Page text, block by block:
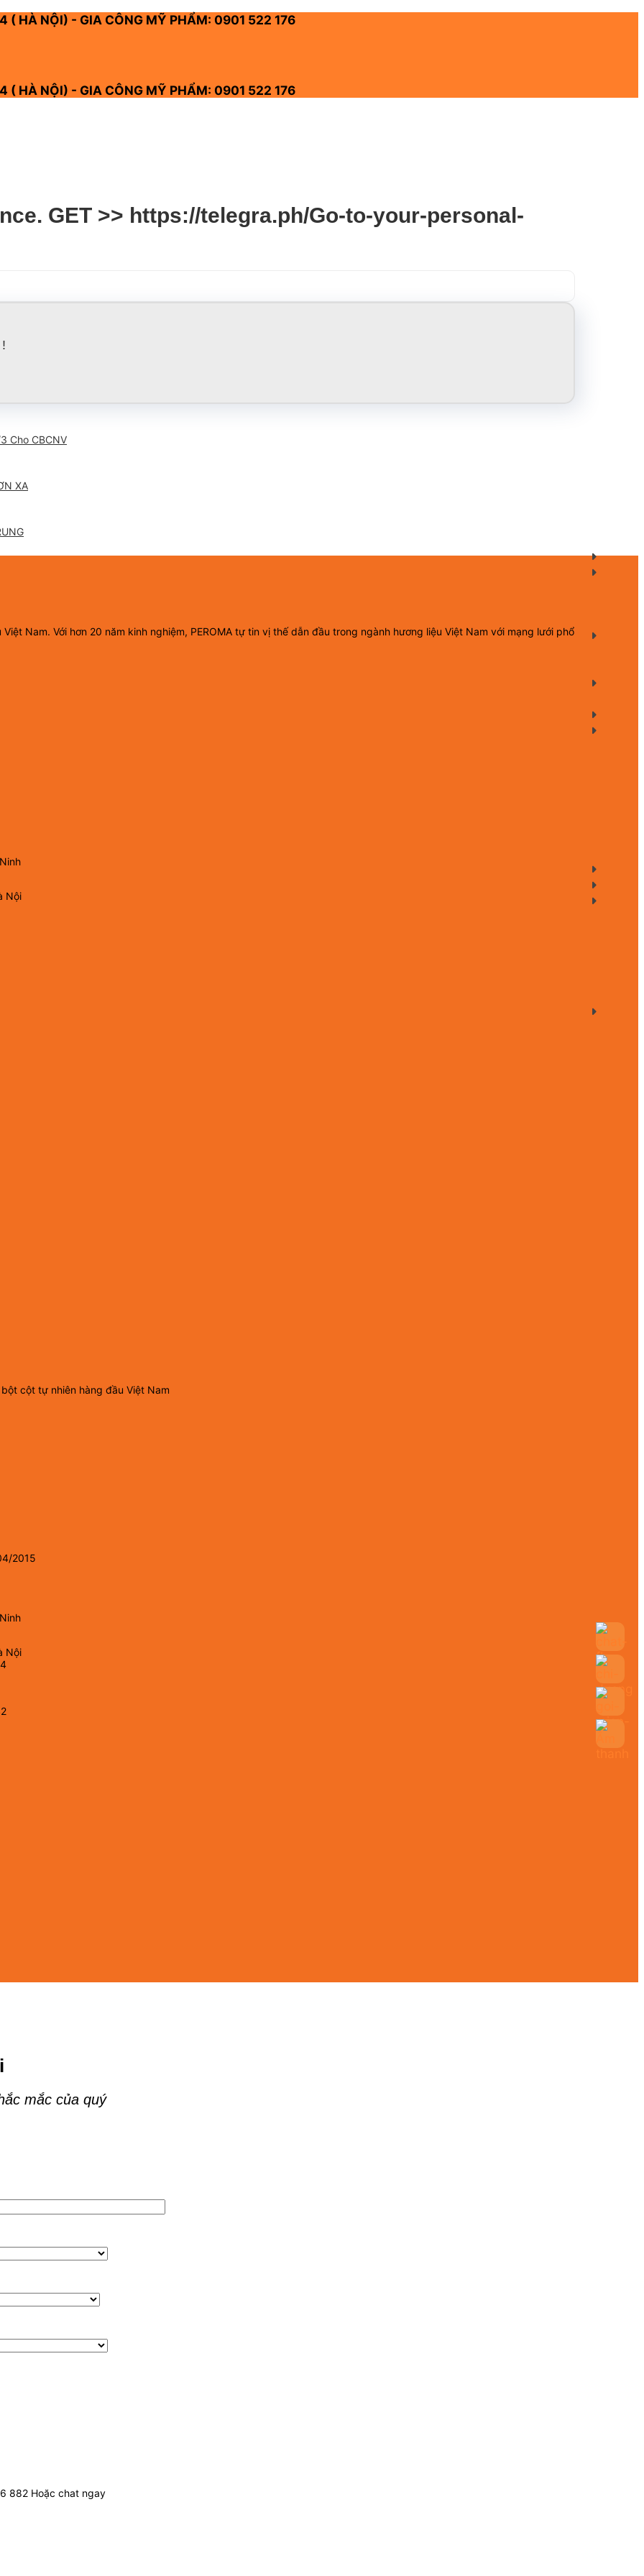
HÀ NỘI) - GIA CÔNG MỸ PHẨM: 0901 522 176
HÀ NỘI) - GIA CÔNG MỸ PHẨM: 0901 522 176
GЕТ >> https://telegra.ph/Go-to-your-personal-
Cho CBCNV
XA
Nam. Với hơn 20 năm kinh nghiệm, PEROMA tự tin vị thế dẫn đầu trong ngành hương liệu Việt Nam với mạng lưới phổ
Nội
cột tự nhiên hàng đầu Việt Nam
2015
Nội
mắc của quý
882 Hoặc chat ngay